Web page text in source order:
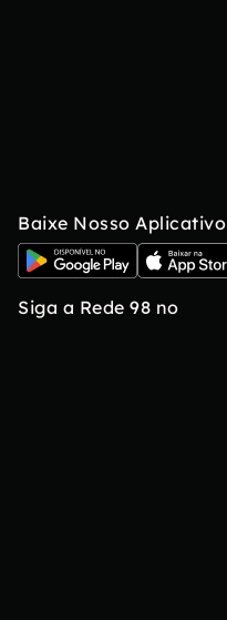
Baixe Nosso Aplicativo
Siga a Rede 98 no